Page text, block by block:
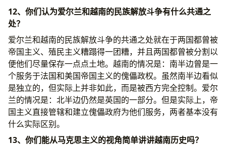
12、你们认为爱尔兰和越南的民族解放斗争有什么共通之
处？
爱尔兰和越南的民族解放斗争的共通之处就在于两国都曾被
帝国主义、殖民主义糟蹋得一团糟，并且两国都曾被分割以
便他们尽量保存一点点土地。越南的情况是：南半边曾是一
个服务于法国和美国帝国主义的傀儡政权。虽然南半边看似
是独立的，但实际上并非如此，而是被西方完全控制。爱尔
兰的情况是：北半边仍然是英国的一部分。但是实际上，帝
国主义直接管辖和建立傀儡政府为他们服务，两者基本没有
什么实际区别。
13、你们能从马克思主义的视角简单讲讲越南历史吗？